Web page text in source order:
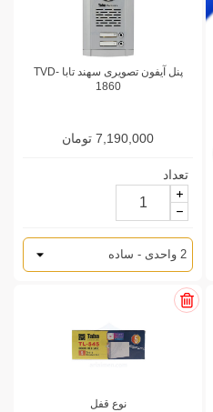
پنل آیفون تصویری سهند تابا TVD-
1860
7,190,000 تومان
تعداد
نوع قفل